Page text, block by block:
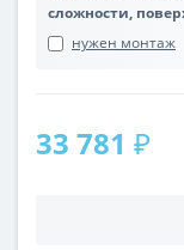
сложности,
нужен монтаж
33 781 ₽